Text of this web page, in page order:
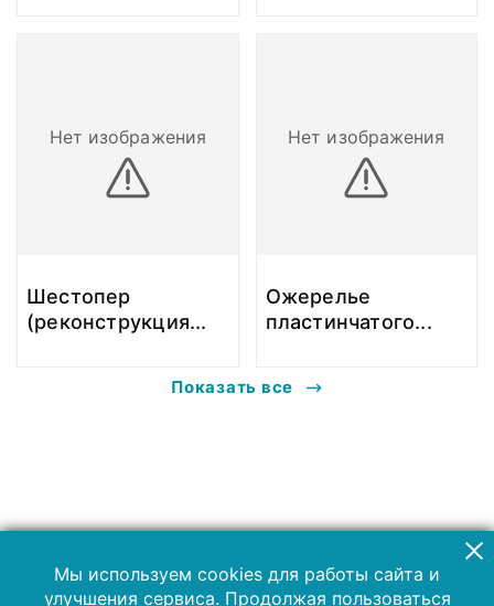
Нет изображения
Шестопер
(реконструкция...
Нет изображения
Ожерелье
пластинчатого...
Показать все
Мы используем cookies для работы сайта и
улучшения сервиса. Продолжая пользоваться